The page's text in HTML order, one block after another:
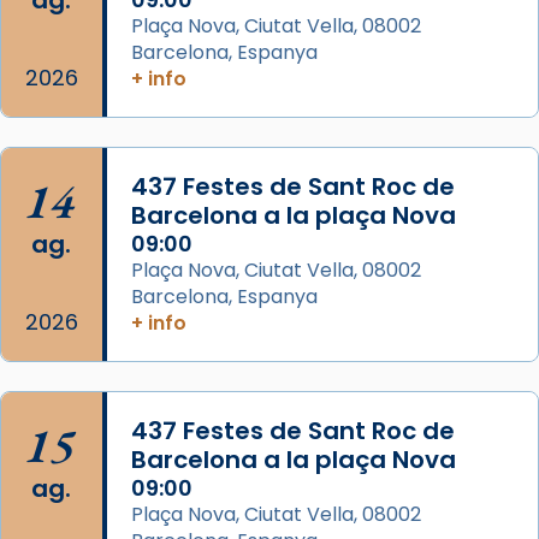
col·laboradors, a la Catedral de Barcelona.
L’arquebisbe de Barcelona, el cardenal Joan
📸 Dr. G. Simón
Photo
View on Facebook · Share
Memòria de les santes Juliana i
Semproniana, verges i màrtirs.
Acompanyant la història de sant Cugat, a
partir de l’Edat Mitjana sorgeix la tradició
2026
Plaça Nova, Ciutat Vella, 08002
Barcelona, Espanya
+ info
14
ag.
2026
437 Festes de Sant Roc de
Barcelona a la plaça Nova
09:00
Plaça Nova, Ciutat Vella, 08002
Barcelona, Espanya
+ info
15
ag.
437 Festes de Sant Roc de
Barcelona a la plaça Nova
09:00
Plaça Nova, Ciutat Vella, 08002